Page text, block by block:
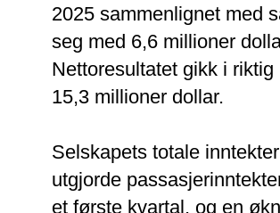
2025 sammenlignet med
seg med 6,6 millioner
Nettoresultatet gikk i
15,3 millioner dollar.
Selskapets totale
utgjorde
et første kvartal, og en